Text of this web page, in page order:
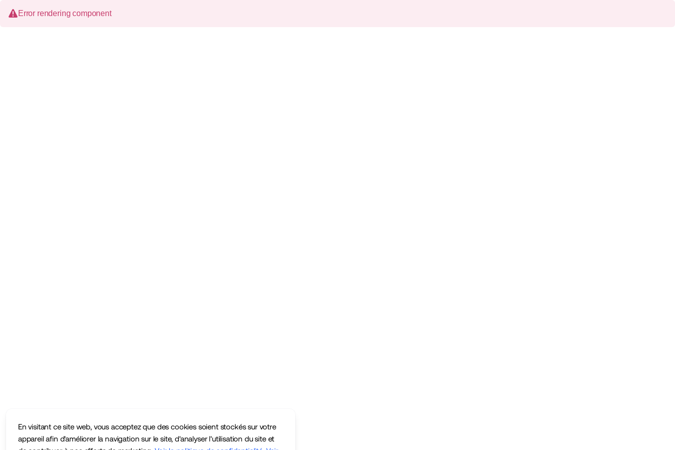
En visitant ce site web, vous acceptez que des cookies soient stockés sur votre
appareil afin d'améliorer la navigation sur le site, d'analyser l'utilisation du site et
Error rendering component